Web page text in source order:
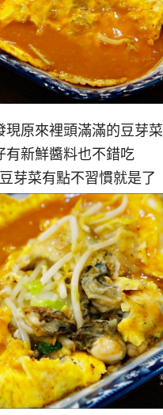
現原來裡頭滿滿的豆芽菜
有新鮮醬料也不錯吃
芽菜有點不習慣就是了